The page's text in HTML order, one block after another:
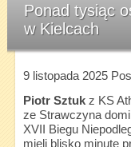
Ponad tysiąc
w Kielcach
9 listopada 2025
Piotr Sztukz KS
ze Strawczyna
XVII Biegu
mieli blisko minutę